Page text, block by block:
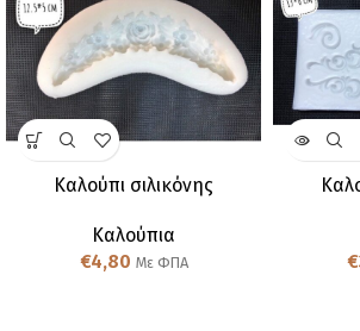
Καλούπι σιλικόνης
Καλούπια
€4,80 Με ΦΠΑ
€